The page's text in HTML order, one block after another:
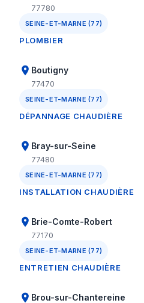
77780
SEINE-ET-MARNE (77)
PLOMBIER
Boutigny
77470
SEINE-ET-MARNE (77)
DÉPANNAGE CHAUDIÈRE
Bray-sur-Seine
77480
SEINE-ET-MARNE (77)
INSTALLATION CHAUDIÈRE
Brie-Comte-Robert
77170
SEINE-ET-MARNE (77)
ENTRETIEN CHAUDIÈRE
Brou-sur-Chantereine